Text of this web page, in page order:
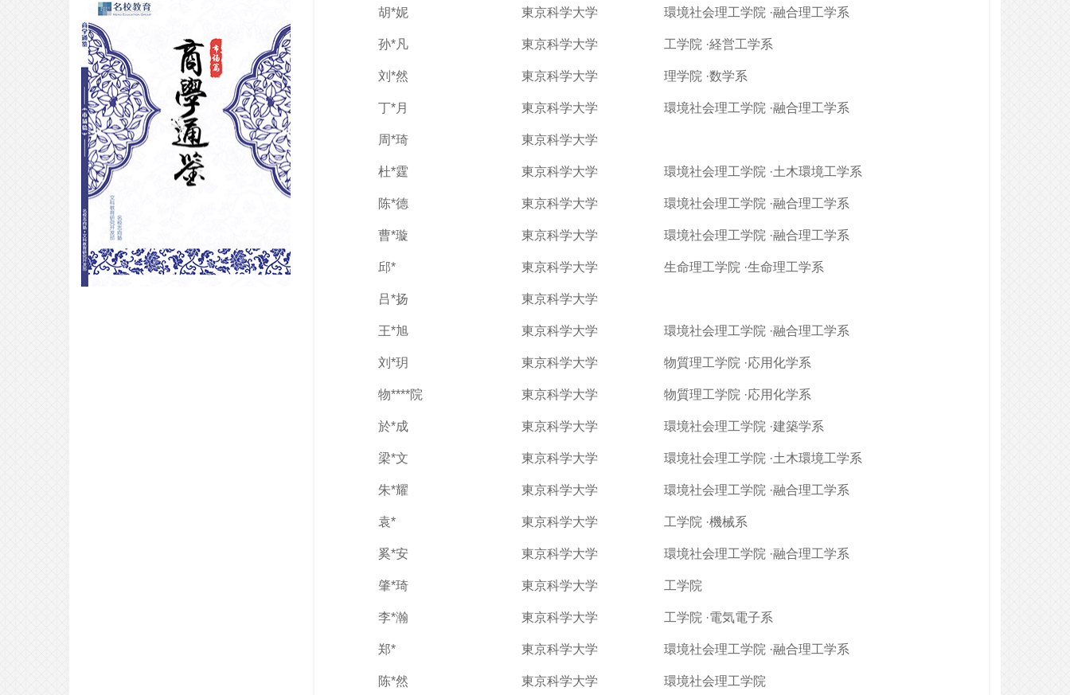
胡*妮 東京科学大学 環境社会理工学院 ·融合理工学系
孙*凡 東京科学大学 工学院 ·経営工学系
刘*然 東京科学大学 理学院 ·数学系
丁*月 東京科学大学 環境社会理工学院 ·融合理工学系
周*琦 東京科学大学
杜*霆 東京科学大学 環境社会理工学院 ·土木環境工学系
陈*德 東京科学大学 環境社会理工学院 ·融合理工学系
曹*璇 東京科学大学 環境社会理工学院 ·融合理工学系
邱* 東京科学大学 生命理工学院 ·生命理工学系
吕*扬 東京科学大学
王*旭 東京科学大学 環境社会理工学院 ·融合理工学系
刘*玥 東京科学大学 物質理工学院 ·応用化学系
物****院 東京科学大学 物質理工学院 ·応用化学系
於*成 東京科学大学 環境社会理工学院 ·建築学系
梁*文 東京科学大学 環境社会理工学院 ·土木環境工学系
朱*耀 東京科学大学 環境社会理工学院 ·融合理工学系
袁* 東京科学大学 工学院 ·機械系
奚*安 東京科学大学 環境社会理工学院 ·融合理工学系
肇*琦 東京科学大学 工学院
李*瀚 東京科学大学 工学院 ·電気電子系
郑* 東京科学大学 環境社会理工学院 ·融合理工学系
陈*然 東京科学大学 環境社会理工学院
东大合格专访｜韩国女孩从横国到
东京大学，横跨东亚三国的备考路